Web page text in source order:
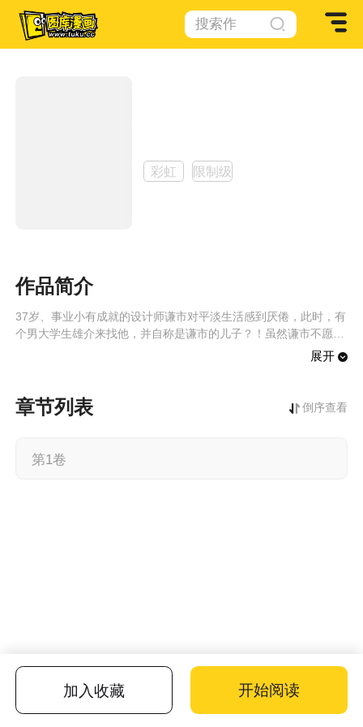
搜索作
品
彩虹 限制级
作品简介
37岁、事业小有成就的设计师谦市对平淡生活感到厌倦，此时，有
个男大学生雄介来找他，并自称是谦市的儿子？！虽然谦市不愿承
认这位凭空冒出的儿子，但因为他年轻时很放荡，所以也不敢彻底
展开
章节列表 倒序查看
第1卷
加入收藏 开始阅读